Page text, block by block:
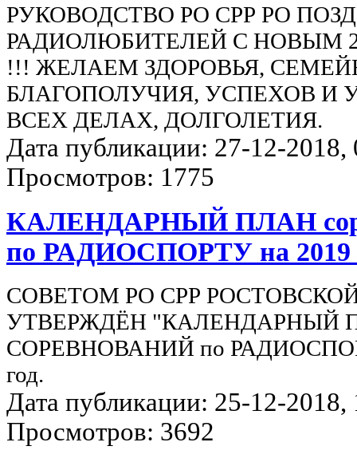
РУКОВОДСТВО РО СРР РО
РАДИОЛЮБИТЕЛЕЙ С НОВЫМ
!!! ЖЕЛАЕМ ЗДОРОВЬЯ,
БЛАГОПОЛУЧИЯ, УСПЕХОВ И
ВСЕХ ДЕЛАХ, ДОЛГОЛЕТИЯ.
Дата публикации: 27-12-2018,
Просмотров: 1775
КАЛЕНДАРНЫЙ ПЛАН
по РАДИОСПОРТУ на 2019
СОВЕТОМ РО СРР
УТВЕРЖДЁН "КАЛЕНДАРНЫЙ
СОРЕВНОВАНИЙ по
год.
Дата публикации: 25-12-2018,
Просмотров: 3692